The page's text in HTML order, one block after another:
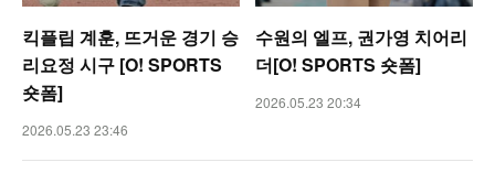
킥플립 계훈, 뜨거운 경기 승
리요정 시구 [O! SPORTS
숏폼]
2026.05.23 23:46
수원의 엘프, 권가영 치어리
더[O! SPORTS 숏폼]
2026.05.23 20:34